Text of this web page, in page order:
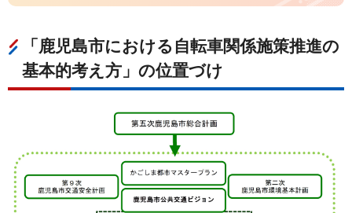
「鹿児島市における自転車関係施策推進の
基本的考え方」の位置づけ